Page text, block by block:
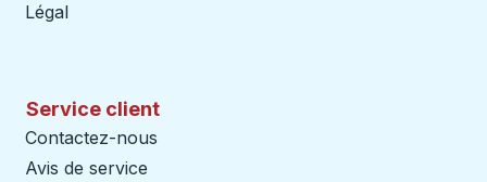
Légal
Service client
Contactez-nous
Avis de service